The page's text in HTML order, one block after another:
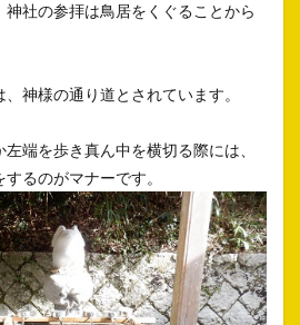
神社の参拝は鳥居をくぐることから
神様の通り道とされています。
端を歩き真ん中を横切る際には、
るのがマナーです。